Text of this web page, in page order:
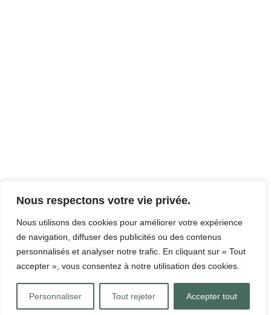
Nous respectons votre vie privée.
Nous utilisons des cookies pour améliorer votre expérience
de navigation, diffuser des publicités ou des contenus
personnalisés et analyser notre trafic. En cliquant sur « Tout
accepter », vous consentez à notre utilisation des cookies.
Personnaliser Tout rejeter Accepter tout